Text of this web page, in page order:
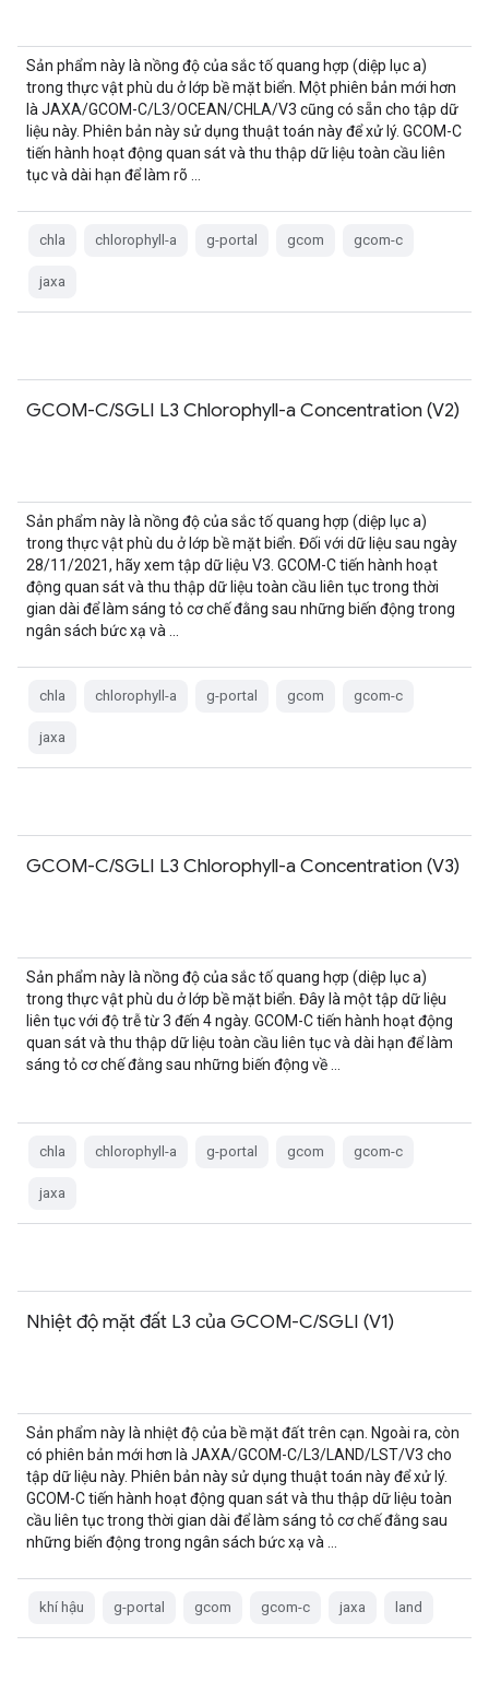
Sản phẩm này là nồng độ của sắc tố quang hợp (diệp lục a)
trong thực vật phù du ở lớp bề mặt biển. Một phiên bản mới hơn
là JAXA/GCOM-C/L3/OCEAN/CHLA/V3 cũng có sẵn cho tập dữ
liệu này. Phiên bản này sử dụng thuật toán này để xử lý. GCOM-C
tiến hành hoạt động quan sát và thu thập dữ liệu toàn cầu liên
tục và dài hạn để làm rõ …
chla chlorophyll-a g-portal gcom gcom-c
jaxa
GCOM-C/SGLI L3 Chlorophyll-a Concentration (V2)
Sản phẩm này là nồng độ của sắc tố quang hợp (diệp lục a)
trong thực vật phù du ở lớp bề mặt biển. Đối với dữ liệu sau ngày
28/11/2021, hãy xem tập dữ liệu V3. GCOM-C tiến hành hoạt
động quan sát và thu thập dữ liệu toàn cầu liên tục trong thời
gian dài để làm sáng tỏ cơ chế đằng sau những biến động trong
ngân sách bức xạ và …
chla chlorophyll-a g-portal gcom gcom-c
jaxa
GCOM-C/SGLI L3 Chlorophyll-a Concentration (V3)
Sản phẩm này là nồng độ của sắc tố quang hợp (diệp lục a)
trong thực vật phù du ở lớp bề mặt biển. Đây là một tập dữ liệu
liên tục với độ trễ từ 3 đến 4 ngày. GCOM-C tiến hành hoạt động
quan sát và thu thập dữ liệu toàn cầu liên tục và dài hạn để làm
sáng tỏ cơ chế đằng sau những biến động về …
chla chlorophyll-a g-portal gcom gcom-c
jaxa
Nhiệt độ mặt đất L3 của GCOM-C/SGLI (V1)
Sản phẩm này là nhiệt độ của bề mặt đất trên cạn. Ngoài ra, còn
có phiên bản mới hơn là JAXA/GCOM-C/L3/LAND/LST/V3 cho
tập dữ liệu này. Phiên bản này sử dụng thuật toán này để xử lý.
GCOM-C tiến hành hoạt động quan sát và thu thập dữ liệu toàn
cầu liên tục trong thời gian dài để làm sáng tỏ cơ chế đằng sau
những biến động trong ngân sách bức xạ và …
khí hậu g-portal gcom gcom-c jaxa land